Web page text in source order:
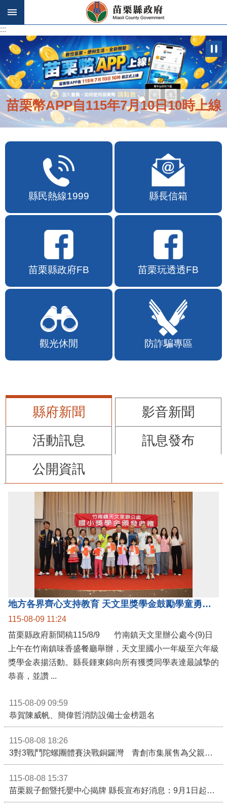
跳到主要內容區塊
:::
苗栗幣APP自115年7月10日10時上線
縣民熱線1999 縣長信箱
苗栗縣政府FB 苗栗玩透透FB
觀光休閒 防詐騙專區
縣府新聞
影音新聞
活動訊息
訊息發布
公開資訊
地方各界齊心支持教育 天文里獎學金鼓勵學童勇敢追夢
115-08-09 11:24
苗栗縣政府新聞稿115/8/9 竹南鎮天文里辦公處今(9)日
上午在竹南鎮味香盛餐廳舉辦，天文里國小一年級至六年級
獎學金表揚活動。縣長鍾東錦向所有獲獎同學表達最誠摯的
恭喜，並讚 ...
115-08-09 09:59
恭賀陳威帆、簡偉哲消防設備士金榜題名
115-08-08 18:26
3對3戰鬥陀螺團體賽決戰銅鑼灣 青創市集展售為父親節增添繽紛
115-08-08 15:37
苗栗親子館暨托嬰中心揭牌 縣長宣布好消息：9月1日起調降臨時托嬰費用